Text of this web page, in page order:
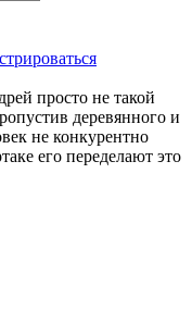
просто не такой
деревянного и
не конкурентно
его переделают это